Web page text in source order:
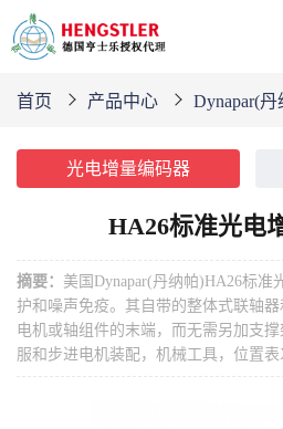
首页 产品中心 Dynapar(
光电增量编码器
HA26标准光电
摘要： 美国Dynapar(丹纳帕)HA26标
护和噪声免疫。其自带的整体式联轴
电机或轴组件的末端，而无需另加支
服和步进电机装配，机械工具，位置表